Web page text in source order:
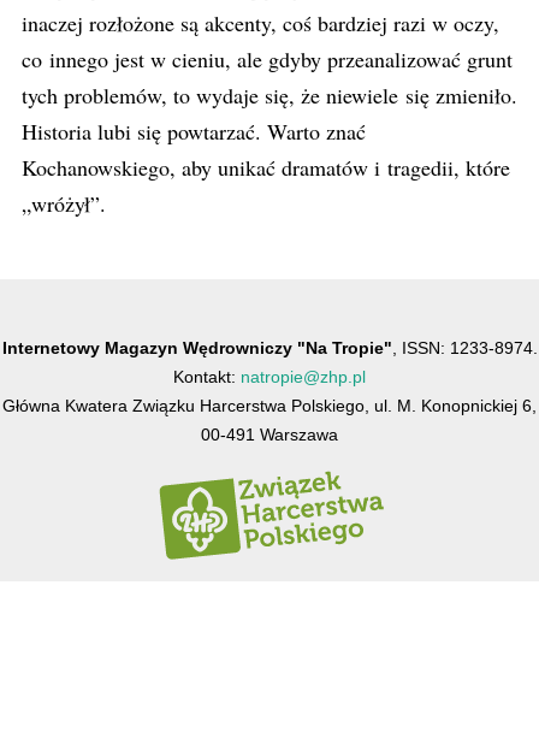
inaczej rozłożone są akcenty, coś bardziej razi w oczy,
co innego jest w cieniu, ale gdyby przeanalizować grunt
tych problemów, to wydaje się, że niewiele się zmieniło.
Historia lubi się powtarzać. Warto znać
Kochanowskiego, aby unikać dramatów i tragedii, które
„wróżył”.
Internetowy Magazyn Wędrowniczy "Na Tropie" , ISSN: 1233-8974.
Kontakt: natropie@zhp.pl
Główna Kwatera Związku Harcerstwa Polskiego, ul. M. Konopnickiej 6,
00-491 Warszawa